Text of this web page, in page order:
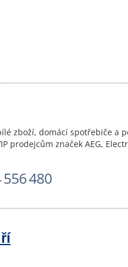
zboží, domácí spotřebiče
prodejcům značek AEG,
556 480